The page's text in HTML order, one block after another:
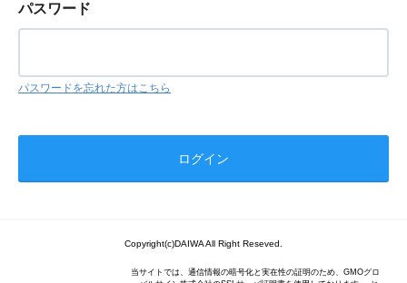
パスワード
パスワードを忘れた方はこちら
Copyright(c)DAIWA All Right Reseved.
当サイトでは、通信情報の暗号化と実在性の証明のため、GMOグロ